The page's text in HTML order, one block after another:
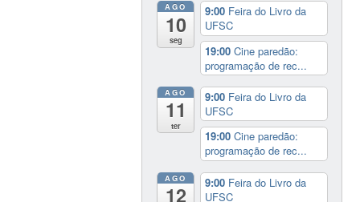
AGO
10
seg
9:00 Feira do Livro da
UFSC
19:00Cine paredão:
programação de rec...
AGO
11
ter
9:00 Feira do Livro da
UFSC
19:00Cine paredão:
programação de rec...
AGO
12
9:00 Feira do Livro da
UFSC